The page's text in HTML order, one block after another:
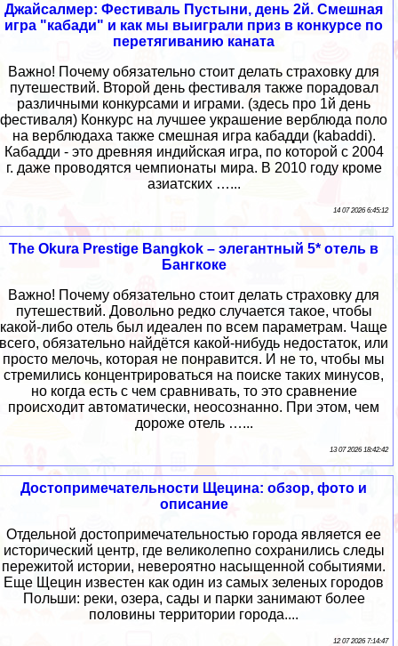
Джайсалмер: Фестиваль Пустыни, день 2й. Смешная
игра "кабади" и как мы выиграли приз в конкурсе по
перетягиванию каната
Важно! Почему обязательно стоит делать страховку для
путешествий. Второй день фестиваля также порадовал
различными конкурсами и играми. (здесь про 1й день
фестиваля) Конкурс на лучшее украшение верблюда поло
на верблюдаха также смешная игра кабадди (kabaddi).
Кабадди - это древняя индийская игра, по которой с 2004
г. даже проводятся чемпионаты мира. В 2010 году кроме
азиатских …...
14 07 2026 6:45:12
The Okura Prestige Bangkok – элегантный 5* отель в
Бангкоке
Важно! Почему обязательно стоит делать страховку для
путешествий. Довольно редко случается такое, чтобы
какой-либо отель был идеален по всем параметрам. Чаще
всего, обязательно найдётся какой-нибудь недостаток, или
просто мелочь, которая не понравится. И не то, чтобы мы
стремились концентрироваться на поиске таких минусов,
но когда есть с чем сравнивать, то это сравнение
происходит автоматически, неосознанно. При этом, чем
дороже отель …...
13 07 2026 18:42:42
Достопримечательности Щецина: обзор, фото и
описание
Отдельной достопримечательностью города является ее
исторический центр, где великолепно сохранились следы
пережитой истории, невероятно насыщенной событиями.
Еще Щецин известен как один из самых зеленых городов
Польши: реки, озера, сады и парки занимают более
половины территории города....
12 07 2026 7:14:47